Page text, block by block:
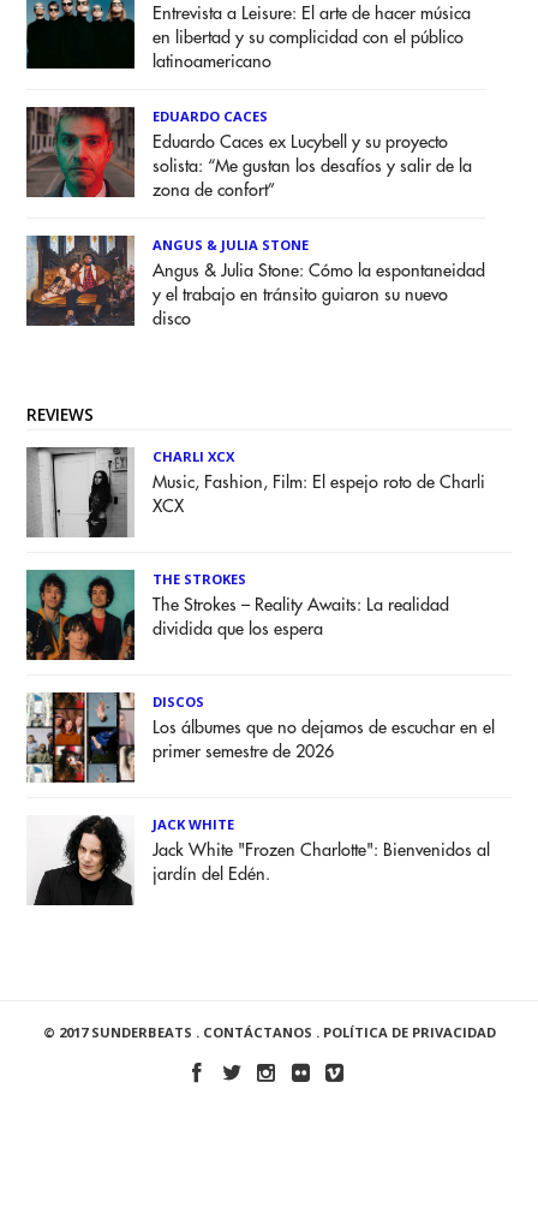
Entrevista a Leisure: El arte de hacer música
en libertad y su complicidad con el público
latinoamericano
EDUARDO CACES
Eduardo Caces ex Lucybell y su proyecto
solista: “Me gustan los desafíos y salir de la
zona de confort”
ANGUS & JULIA STONE
Angus & Julia Stone: Cómo la espontaneidad
y el trabajo en tránsito guiaron su nuevo
disco
REVIEWS
CHARLI XCX
Music, Fashion, Film: El espejo roto de Charli
XCX
THE STROKES
The Strokes – Reality Awaits: La realidad
dividida que los espera
DISCOS
Los álbumes que no dejamos de escuchar en el
primer semestre de 2026
JACK WHITE
Jack White "Frozen Charlotte": Bienvenidos al
jardín del Edén.
© 2017 SUNDERBEATS . CONTÁCTANOS . POLÍTICA DE PRIVACIDAD